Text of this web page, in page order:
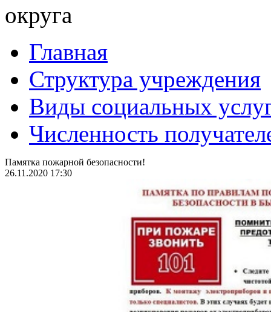
округа
Главная
Структура учреждения
Виды социальных
Численность
Памятка пожарной безопасности!
26.11.2020 17:30